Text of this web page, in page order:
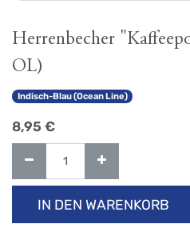
Herrenbecher
OL)
Indisch-Blau (Ocean Line)
8,95 €
IN DEN WARENKORB